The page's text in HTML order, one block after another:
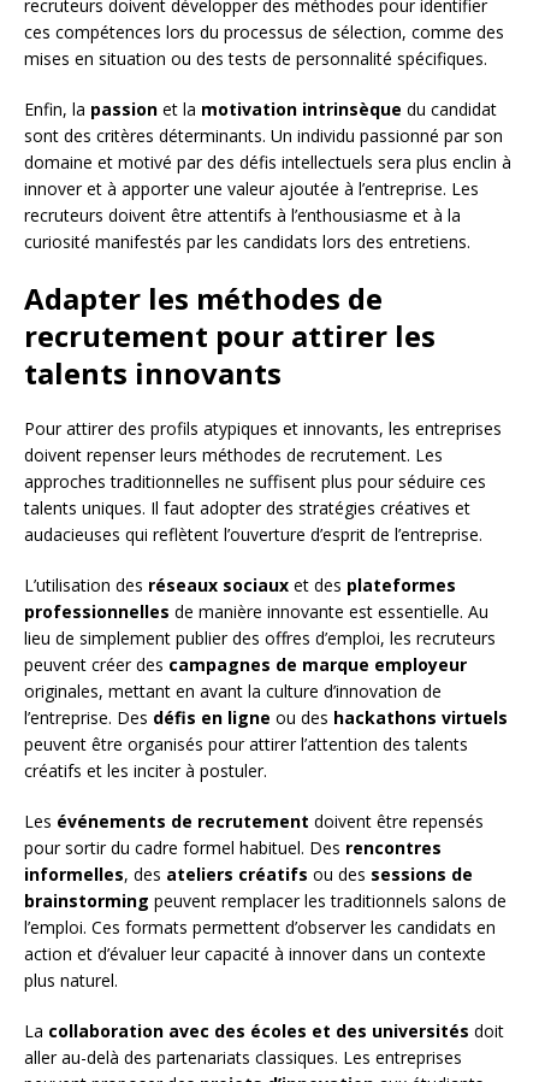
recruteurs doivent développer des méthodes pour identifier
ces compétences lors du processus de sélection, comme des
mises en situation ou des tests de personnalité spécifiques.
Enfin, la passion et la motivation intrinsèque du candidat
sont des critères déterminants. Un individu passionné par son
domaine et motivé par des défis intellectuels sera plus enclin à
innover et à apporter une valeur ajoutée à l’entreprise. Les
recruteurs doivent être attentifs à l’enthousiasme et à la
curiosité manifestés par les candidats lors des entretiens.
Adapter les méthodes de
recrutement pour attirer les
talents innovants
Pour attirer des profils atypiques et innovants, les entreprises
doivent repenser leurs méthodes de recrutement. Les
approches traditionnelles ne suffisent plus pour séduire ces
talents uniques. Il faut adopter des stratégies créatives et
audacieuses qui reflètent l’ouverture d’esprit de l’entreprise.
L’utilisation des réseaux sociaux et des plateformes
professionnelles de manière innovante est essentielle. Au
lieu de simplement publier des offres d’emploi, les recruteurs
peuvent créer des campagnes de marque employeur
originales, mettant en avant la culture d’innovation de
l’entreprise. Des défis en ligne ou des hackathons virtuels
peuvent être organisés pour attirer l’attention des talents
créatifs et les inciter à postuler.
Les événements de recrutement doivent être repensés
pour sortir du cadre formel habituel. Des rencontres
informelles, des ateliers créatifs ou des sessions de
brainstorming peuvent remplacer les traditionnels salons de
l’emploi. Ces formats permettent d’observer les candidats en
action et d’évaluer leur capacité à innover dans un contexte
plus naturel.
La collaboration avec des écoles et des universités doit
aller au-delà des partenariats classiques. Les entreprises